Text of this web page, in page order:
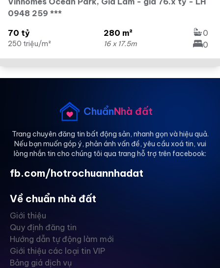
0948 259 ***
70 tỷ
250 triệu/m²
280 m²
16 x 17.5m
0
0
ChuẩnNhà đất
Trang chuyên đăng tin bất động sản, nhanh gọn và hiệu quả.
Nếu bạn muốn góp ý, phản ánh vấn đề, yêu cầu xoá tin, vui
lòng nhắn tin cho chúng tôi qua trang hỗ trợ trên facebook:
fb.com/hotrochuannhadat
Về chuẩn nhà đất
Giới thiệu
Quy định đăng tin
Hướng dẫn tự động làm mới
Giới thiệu các loại tin VIP
Bảng giá dịch vụ